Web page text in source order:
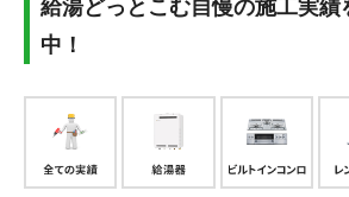
給湯どっとこむ自慢の施工実績
中！